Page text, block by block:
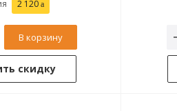
2 120
В корзину
скидку